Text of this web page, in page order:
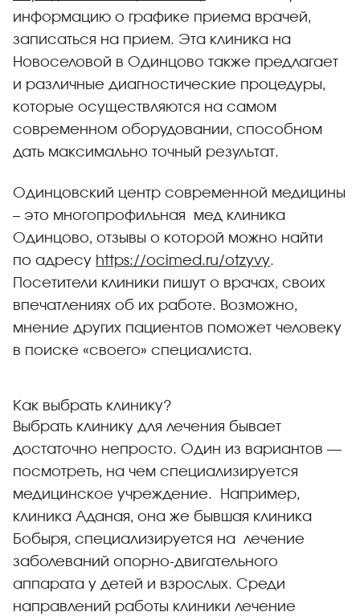
информацию о графике приема врачей,
записаться на прием. Эта клиника на
Новоселовой в Одинцово также предлагает
и различные диагностические процедуры,
которые осуществляются на самом
современном оборудовании, способном
дать максимально точный результат.
Одинцовский центр современной медицины
– это многопрофильная мед клиника
Одинцово, отзывы о которой можно найти
по адресу https://ocimed.ru/otzyvy.
Посетители клиники пишут о врачах, своих
впечатлениях об их работе. Возможно,
мнение других пациентов поможет человеку
в поиске «своего» специалиста.
Как выбрать клинику?
Выбрать клинику для лечения бывает
достаточно непросто. Один из вариантов —
посмотреть, на чем специализируется
медицинское учреждение. Например,
клиника Аданая, она же бывшая клиника
Бобыря, специализируется на лечение
заболеваний опорно-двигательного
аппарата у детей и взрослых. Среди
направлений работы клиники лечение